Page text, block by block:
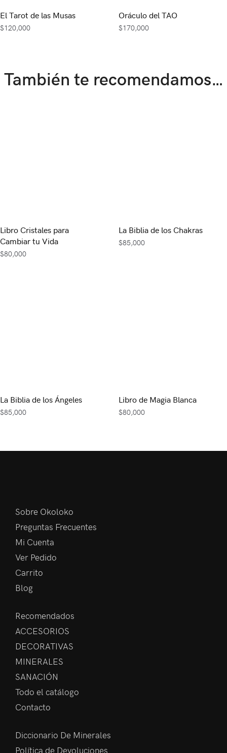
El Tarot de las Musas
$120,000
Oráculo del TAO
$170,000
También te recomendamos…
Libro Cristales para
Cambiar tu Vida
$80,000
La Biblia de los Chakras
$85,000
La Biblia de los Ángeles
$85,000
Libro de Magia Blanca
$80,000
Sobre Okoloko
Preguntas Frecuentes
Mi Cuenta
Ver Pedido
Carrito
Blog
Recomendados
ACCESORIOS
DECORATIVAS
MINERALES
SANACIÓN
Todo el catálogo
Contacto
Diccionario De Minerales
Política de Devoluciones